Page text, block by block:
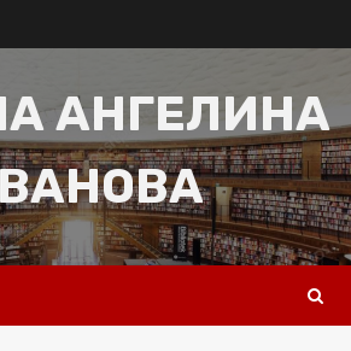
АНГЕЛИНА